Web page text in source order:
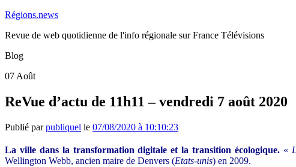
Régions.news
Revue de web quotidienne de l'info régionale sur France Télévisions
Blog
07 Août
ReVue d’actu de 11h11 – vendredi 7 août 2020
Publié parpubliquel le 07/08/2020 à 10:10:23
La ville dans la transformation digitale et la transition écologique. «
Wellington Webb, ancien maire de Denvers (Etats-unis) en 2009.